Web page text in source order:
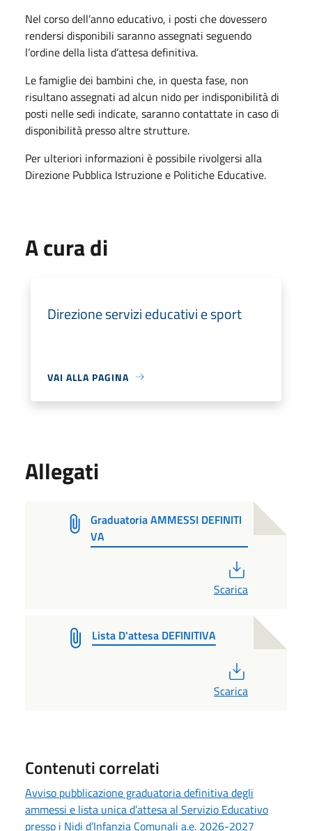
Nel corso dell’anno educativo, i posti che dovessero
rendersi disponibili saranno assegnati seguendo
l’ordine della lista d’attesa definitiva.
Le famiglie dei bambini che, in questa fase, non
risultano assegnati ad alcun nido per indisponibilità di
posti nelle sedi indicate, saranno contattate in caso di
disponibilità presso altre strutture.
Per ulteriori informazioni è possibile rivolgersi alla
Direzione Pubblica Istruzione e Politiche Educative.
A cura di
Direzione servizi educativi e sport
VAI ALLA PAGINA
Allegati
Graduatoria AMMESSI DEFINITI
VA
Scarica
Lista D'attesa DEFINITIVA
Scarica
Contenuti correlati
Avviso pubblicazione graduatoria definitiva degli
ammessi e lista unica d’attesa al Servizio Educativo
presso i Nidi d’Infanzia Comunali a.e. 2026-2027